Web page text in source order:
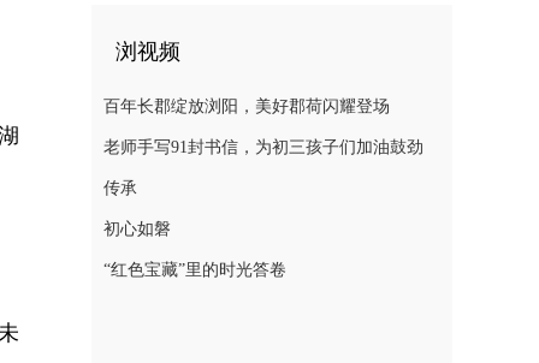
浏视频
百年长郡绽放浏阳，美好郡荷闪耀登场
老师手写91封书信，为初三孩子们加油鼓劲
传承
初心如磐
“红色宝藏”里的时光答卷